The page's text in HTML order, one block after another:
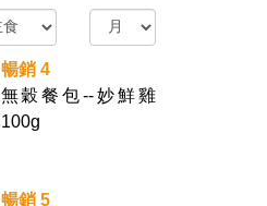
暢銷 4
無穀餐包--妙鮮雞
100g
暢銷 5